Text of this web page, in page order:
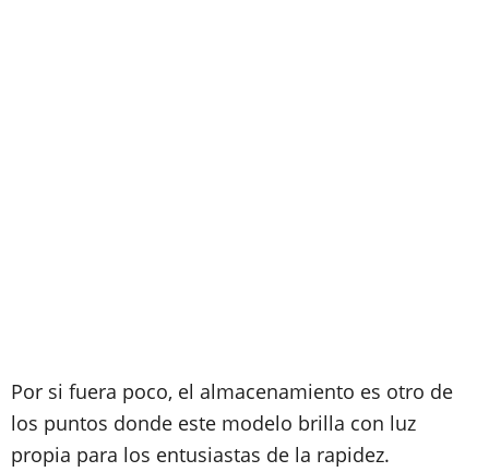
Por si fuera poco, el almacenamiento es otro de
los puntos donde este modelo brilla con luz
propia para los entusiastas de la rapidez.